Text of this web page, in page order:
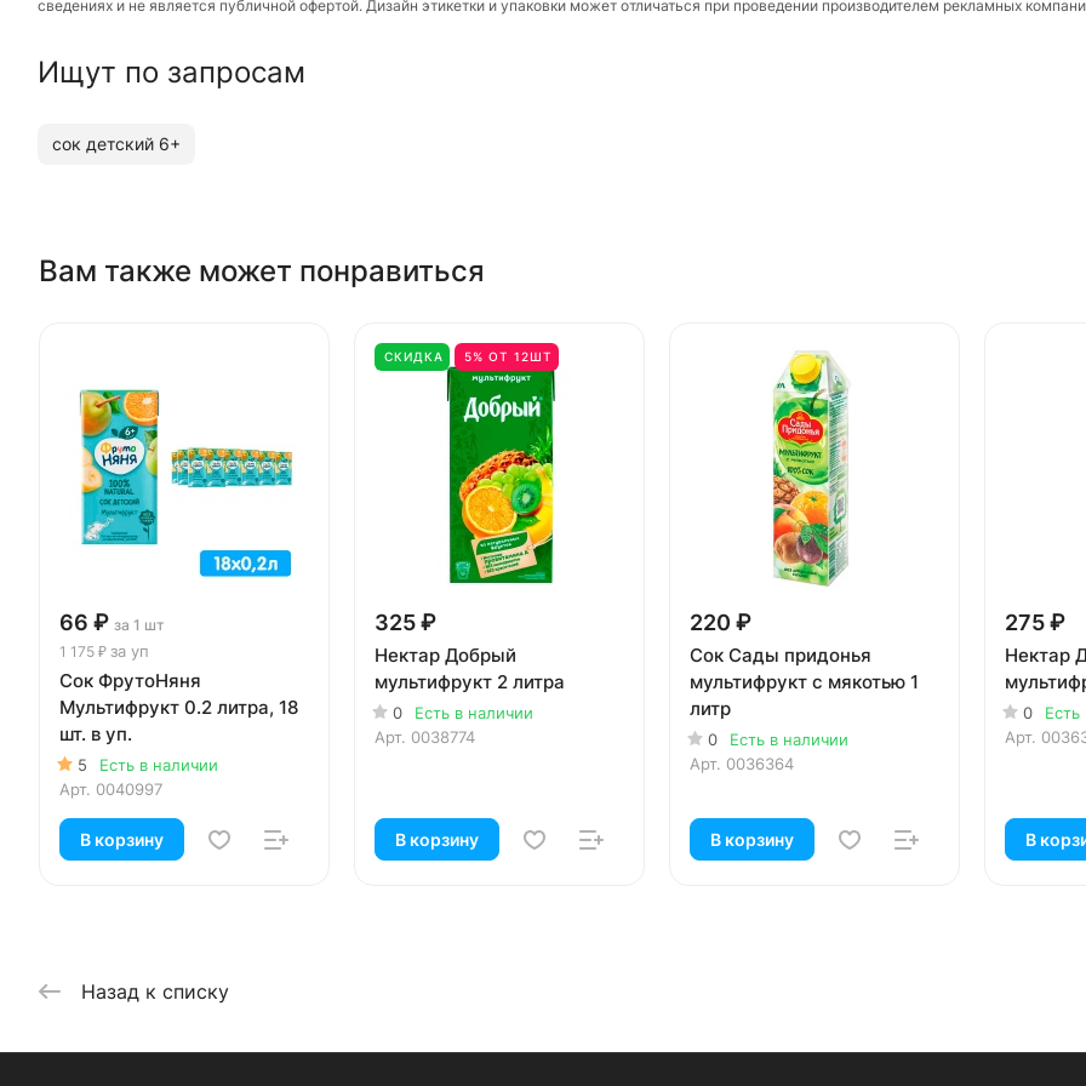
сведениях и не является публичной офертой. Дизайн этикетки и упаковки может отличаться при проведении производителем рекламных
Ищут по запросам
сок детский 6+
Вам также может понравиться
66 ₽ за 1 шт
1 175 ₽ за уп
Сок ФрутоНяня
Мультифрукт 0.2 литра, 18
шт. в уп.
5
Есть в наличии
Арт. 0040997
В корзину
СКИДКА 5% ОТ 12ШТ
325 ₽
Нектар Добрый
мультифрукт 2 литра
0
Есть в наличии
Арт. 0038774
В корзину
220 ₽
Сок Сады придонья
мультифрукт с мякотью 1
литр
0
Есть в наличии
Арт. 0036364
В корзину
275 ₽
Нектар
0
Есть
Арт.
В
Назад к списку